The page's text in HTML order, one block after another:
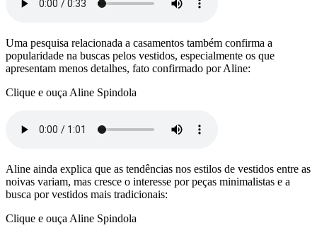
Uma pesquisa relacionada a casamentos também confirma a
popularidade na buscas pelos vestidos, especialmente os que
apresentam menos detalhes, fato confirmado por Aline:
Clique e ouça Aline Spindola
Aline ainda explica que as tendências nos estilos de vestidos entre as
noivas variam, mas cresce o interesse por peças minimalistas e a
busca por vestidos mais tradicionais:
Clique e ouça Aline Spindola